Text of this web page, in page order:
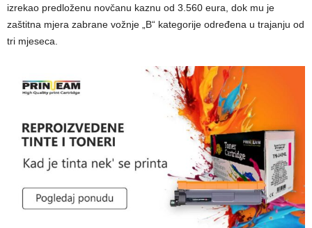
izrekao predloženu novčanu kaznu od 3.560 eura, dok mu je
zaštitna mjera zabrane vožnje „B“ kategorije određena u trajanju od
tri mjeseca.